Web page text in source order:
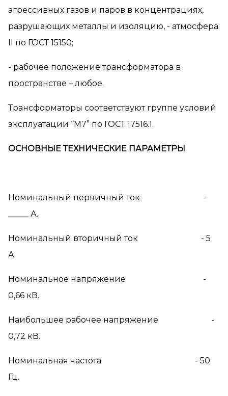
агрессивных газов и паров в концентрациях,
разрушающих металлы и изоляцию, - атмосфера
II по ГОСТ 15150;
- рабочее положение трансформатора в
пространстве – любое.
Трансформаторы соответствуют группе условий
эксплуатации “М7” по ГОСТ 17516.1.
ОСНОВНЫЕ ТЕХНИЧЕСКИЕ ПАРАМЕТРЫ
Номинальный первичный ток -
_____ А.
Номинальный вторичный ток - 5
А.
Номинальное напряжение -
0,66 кВ.
Наибольшее рабочее напряжение -
0,72 кВ.
Номинальная частота - 50
Гц.